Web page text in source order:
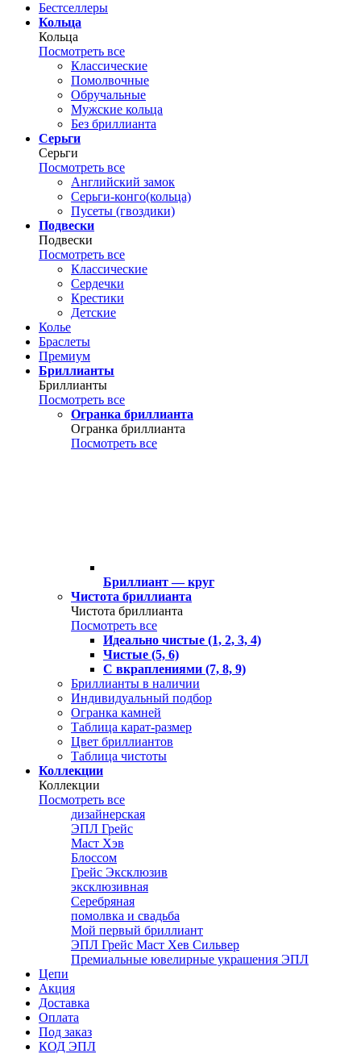
Бестселлеры
Кольца
Кольца
Посмотреть все
Классические
Помолвочные
Обручальные
Мужские кольца
Без бриллианта
Серьги
Серьги
Посмотреть все
Английский замок
Серьги-конго(кольца)
Пусеты (гвоздики)
Подвески
Подвески
Посмотреть все
Классические
Сердечки
Крестики
Детские
Колье
Браслеты
Премиум
Бриллианты
Бриллианты
Посмотреть все
Огранка бриллианта
Огранка бриллианта
Посмотреть все
Бриллиант — круг
Чистота бриллианта
Чистота бриллианта
Посмотреть все
Идеально чистые (1, 2, 3, 4)
Чистые (5, 6)
С вкраплениями (7, 8, 9)
Бриллианты в наличии
Индивидуальный подбор
Огранка камней
Таблица карат-размер
Цвет бриллиантов
Таблица чистоты
Коллекции
Коллекции
Посмотреть все
дизайнерская
ЭПЛ Грейс
Маст Хэв
Блоссом
Грейс Эксклюзив
эксклюзивная
Серебряная
помолвка и свадьба
Мой первый бриллиант
ЭПЛ Грейс Маст Хев Сильвер
Премиальные ювелирные украшения ЭПЛ
Цепи
Акция
Доставка
Оплата
Под заказ
КОД ЭПЛ